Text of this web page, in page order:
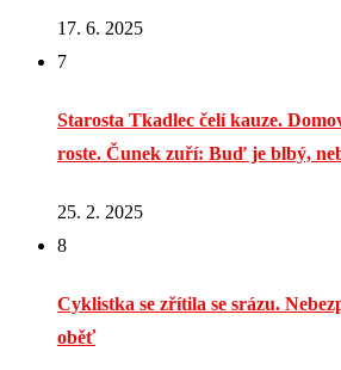
17. 6. 2025
7
Starosta Tkadlec čelí kauze.
roste. Čunek zuří: Buď je blbý,
25. 2. 2025
8
Cyklistka se zřítila se srázu.
oběť